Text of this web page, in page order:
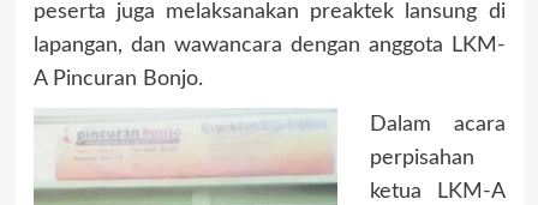
peserta juga melaksanakan preaktek lansung di
lapangan, dan wawancara dengan anggota LKM-
A Pincuran Bonjo.
Dalam acara
perpisahan
ketua LKM-A